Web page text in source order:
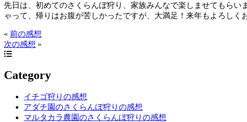
先日は、初めてのさくらんぼ狩り、家族みんなで楽しませてもら
ゃって、帰りはお腹が苦しかったですが、大満足！来年もよろしく
« 前の感想
次の感想 »
Category
イチゴ狩りの感想
アダチ園のさくらんぼ狩りの感想
マルタカラ農園のさくらんぼ狩りの感想